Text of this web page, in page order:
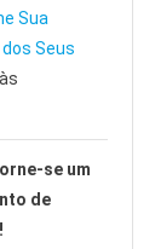
Sua
Seus
se um
de